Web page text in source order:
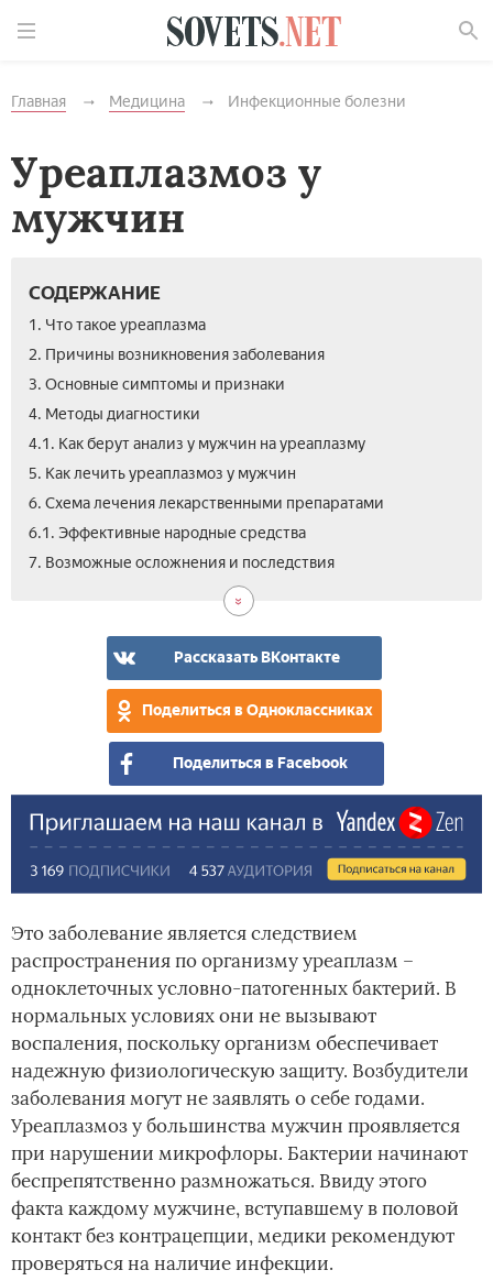
Главная Медицина Инфекционные болезни
Уреаплазмоз у
мужчин
СОДЕРЖАНИЕ
1. Что такое уреаплазма
2. Причины возникновения заболевания
3. Основные симптомы и признаки
4. Методы диагностики
4.1. Как берут анализ у мужчин на уреаплазму
5. Как лечить уреаплазмоз у мужчин
6. Схема лечения лекарственными препаратами
6.1. Эффективные народные средства
7. Возможные осложнения и последствия
Рассказать ВКонтакте
Поделиться в Одноклассниках
Поделиться в Facebook
Это заболевание является следствием
распространения по организму уреаплазм –
одноклеточных условно-патогенных бактерий. В
нормальных условиях они не вызывают
воспаления, поскольку организм обеспечивает
надежную физиологическую защиту. Возбудители
заболевания могут не заявлять о себе годами.
Уреаплазмоз у большинства мужчин проявляется
при нарушении микрофлоры. Бактерии начинают
беспрепятственно размножаться. Ввиду этого
факта каждому мужчине, вступавшему в половой
контакт без контрацепции, медики рекомендуют
проверяться на наличие инфекции.